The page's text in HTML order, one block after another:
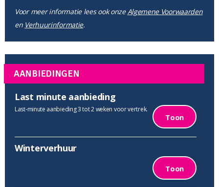
Voor meer informatie lees ook onzeAlgemene Voorwaarden
en Verhuurinformatie.
AANBIEDINGEN
Last minute aanbieding
Last-minute aanbieding 3 tot 2 weken voor vertrek.
Toon
Winterverhuur
Toon